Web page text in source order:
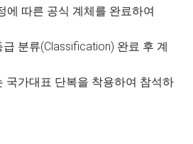
에 따른 공식 계체를 완료하여
분류(Classification) 완료 후 계
국가대표 단복을 착용하여 참석하